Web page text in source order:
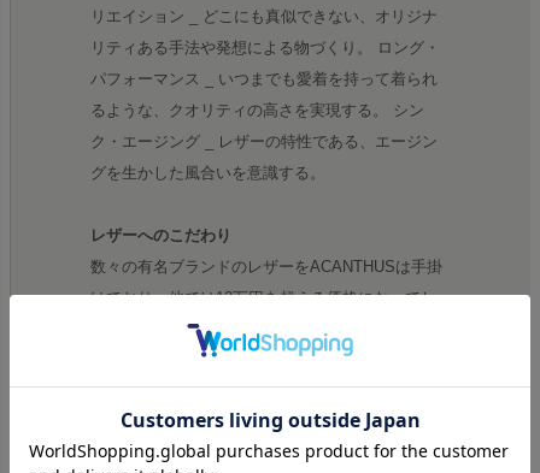
リエイション _ どこにも真似できない、オリジナ
リティある手法や発想による物づくり。 ロング・
パフォーマンス _ いつまでも愛着を持って着られ
るような、クオリティの高さを実現する。 シン
ク・エージング _ レザーの特性である、エージン
グを生かした風合いを意識する。
レザーへのこだわり
数々の有名ブランドのレザーをACANTHUSは手掛
けており、他では13万円を超える価格になってし
まうスタジャンも、同等のクオリティで8万円で出
せるのも、自社で生産している強みです。スタジャ
ンこのブランドの看板商品であり、毎シーズン完売
いたします。